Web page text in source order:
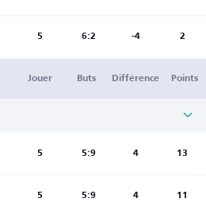
5 6:2 -4 2
Jouer Buts Différence Points
5 5:9 4 13
5 5:9 4 11